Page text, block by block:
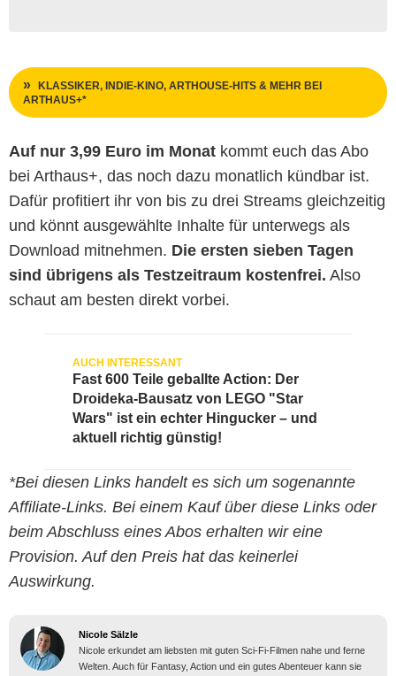
KLASSIKER, INDIE-KINO, ARTHOUSE-HITS & MEHR BEI
ARTHAUS+*
Auf nur 3,99 Euro im Monat kommt euch das Abo
bei Arthaus+, das noch dazu monatlich kündbar ist.
Dafür profitiert ihr von bis zu drei Streams gleichzeitig
und könnt ausgewählte Inhalte für unterwegs als
Download mitnehmen. Die ersten sieben Tagen
sind übrigens als Testzeitraum kostenfrei. Also
schaut am besten direkt vorbei.
Fast 600 Teile geballte Action: Der
Droideka-Bausatz von LEGO "Star
Wars" ist ein echter Hingucker – und
aktuell richtig günstig!
*Bei diesen Links handelt es sich um sogenannte
Affiliate-Links. Bei einem Kauf über diese Links oder
beim Abschluss eines Abos erhalten wir eine
Provision. Auf den Preis hat das keinerlei
Auswirkung.
Nicole Sälzle
Nicole erkundet am liebsten mit guten Sci-Fi-Filmen nahe und ferne
Welten. Auch für Fantasy, Action und ein gutes Abenteuer kann sie